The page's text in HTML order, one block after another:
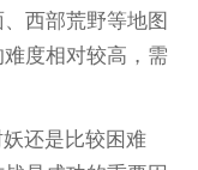
西部荒野等地图
度相对较高，需
还是比较困难